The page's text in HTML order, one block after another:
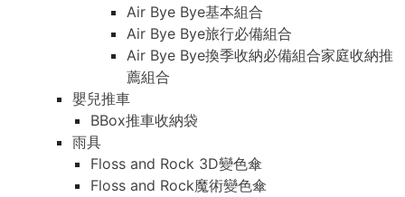
Air Bye Bye基本組合
Air Bye Bye旅行必備組合
Air Bye Bye換季收納必備組合家庭收納推
薦組合
嬰兒推車
BBox推車收納袋
雨具
Floss and Rock 3D變色傘
Floss and Rock魔術變色傘